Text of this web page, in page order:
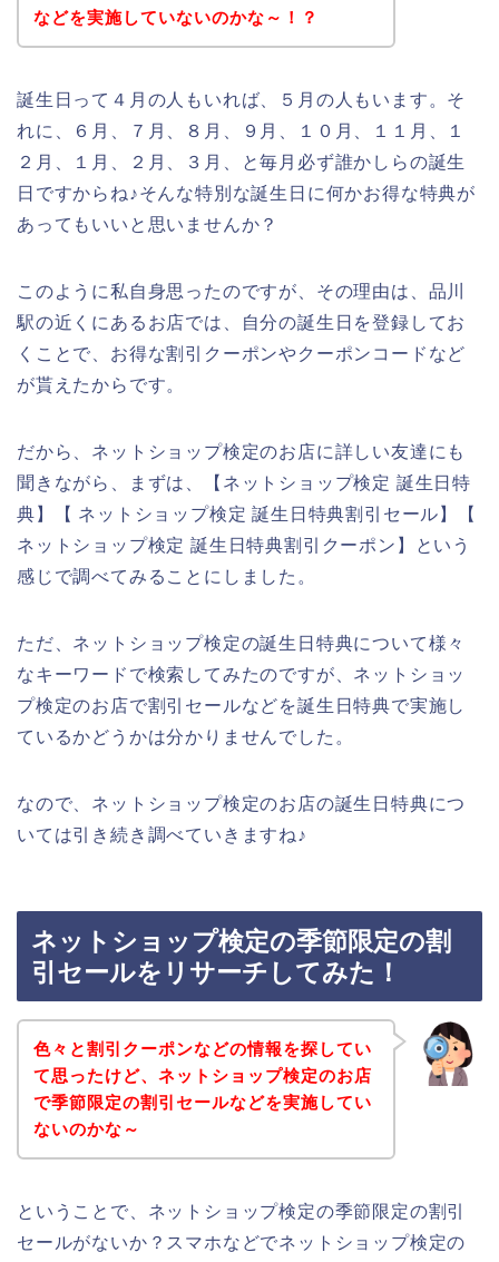
などを実施していないのかな～！？
誕生日って４月の人もいれば、５月の人もいます。そ
れに、６月、７月、８月、９月、１０月、１１月、１
２月、１月、２月、３月、と毎月必ず誰かしらの誕生
日ですからね♪そんな特別な誕生日に何かお得な特典が
あってもいいと思いませんか？
このように私自身思ったのですが、その理由は、品川
駅の近くにあるお店では、自分の誕生日を登録してお
くことで、お得な割引クーポンやクーポンコードなど
が貰えたからです。
だから、ネットショップ検定のお店に詳しい友達にも
聞きながら、まずは、【ネットショップ検定 誕生日特
典】【 ネットショップ検定 誕生日特典割引セール】【
ネットショップ検定 誕生日特典割引クーポン】という
感じで調べてみることにしました。
ただ、ネットショップ検定の誕生日特典について様々
なキーワードで検索してみたのですが、ネットショッ
プ検定のお店で割引セールなどを誕生日特典で実施し
ているかどうかは分かりませんでした。
なので、ネットショップ検定のお店の誕生日特典につ
いては引き続き調べていきますね♪
ネットショップ検定の季節限定の割
引セールをリサーチしてみた！
色々と割引クーポンなどの情報を探してい
て思ったけど、ネットショップ検定のお店
で季節限定の割引セールなどを実施してい
ないのかな～
ということで、ネットショップ検定の季節限定の割引
セールがないか？スマホなどでネットショップ検定の